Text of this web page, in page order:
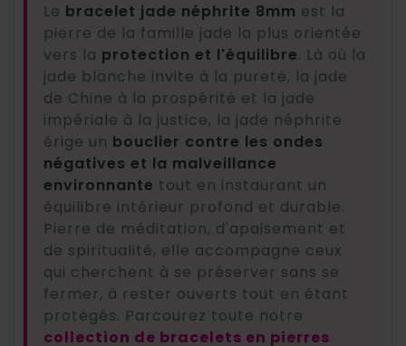
Le bracelet jade néphrite 8mm est la
pierre de la famille jade la plus orientée
vers la protection et l'équilibre. Là où la
jade blanche invite à la pureté, la jade
de Chine à la prospérité et la jade
impériale à la justice, la jade néphrite
érige un bouclier contre les ondes
négatives et la malveillance
environnante tout en instaurant un
équilibre intérieur profond et durable.
Pierre de méditation, d'apaisement et
de spiritualité, elle accompagne ceux
qui cherchent à se préserver sans se
fermer, à rester ouverts tout en étant
protégés. Parcourez toute notre
collection de bracelets en pierres